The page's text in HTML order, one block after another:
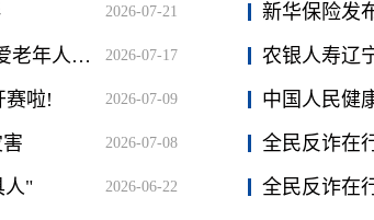
2026-07-21 新华保险发
中国人民健康保险股份有限公司沈阳中心支公司“关爱老年人，热心在人保”专题活动 2026-07-17
赛啦! 2026-07-09
2026-07-08 全民反诈在
人" 2026-06-22 全民反诈在